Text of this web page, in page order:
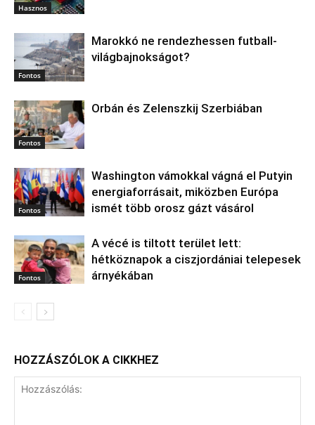
Hasznos
Fontos
Marokkó ne rendezhessen futball-
világbajnokságot?
Fontos
Orbán és Zelenszkij Szerbiában
Fontos
Washington vámokkal vágná el Putyin
energiaforrásait, miközben Európa
ismét több orosz gázt vásárol
Fontos
A vécé is tiltott terület lett:
hétköznapok a ciszjordániai telepesek
árnyékában
HOZZÁSZÓLOK A CIKKHEZ